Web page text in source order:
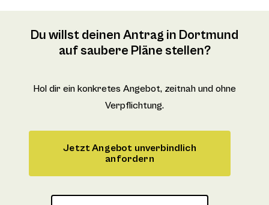
Du willst deinen Antrag in Dortmund
auf saubere Pläne stellen?
Hol dir ein konkretes Angebot, zeitnah und ohne
Verpflichtung.
Jetzt Angebot unverbindlich
anfordern